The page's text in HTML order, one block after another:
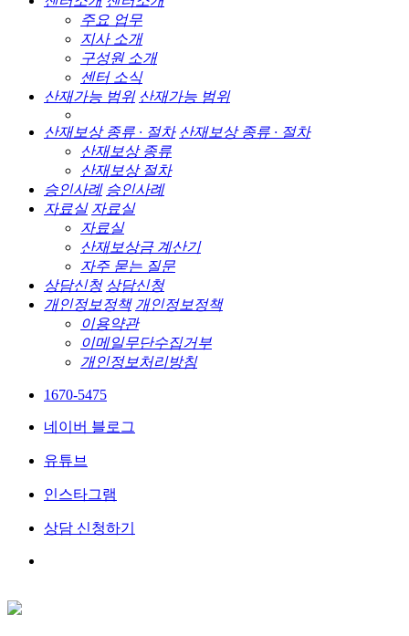
주요 업무
지사 소개
구성원 소개
센터 소식
산재가능 범위 산재가능 범위
산재보상 종류 · 절차 산재보상 종류 · 절차
산재보상 종류
산재보상 절차
승인사례 승인사례
자료실 자료실
자료실
산재보상금 계산기
자주 묻는 질문
상담신청 상담신청
개인정보정책 개인정보정책
이용약관
이메일무단수집거부
개인정보처리방침
1670-5475
네이버 블로그
유튜브
인스타그램
상담 신청하기